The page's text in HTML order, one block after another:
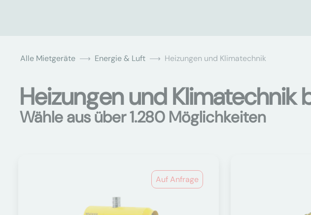
Alle Mietgeräte Energie & Luft Heizungen und Klimatechnik
Heizungen und Klimatechnik
Wähle aus über 1.280 Möglichkeiten
Auf Anfrage